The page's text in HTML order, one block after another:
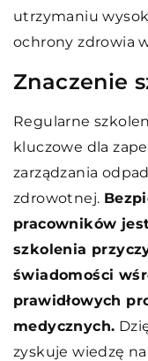
utrzymaniu
ochrony zdrowia
Znaczenie
Regularne
kluczowe dla
zarządzania
zdrowotnej.
pracowników
szkolenia
świadomości
prawidłowych
medycznych.
zyskuje wiedzę